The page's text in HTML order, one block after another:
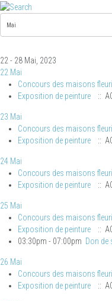
22 - 28 Mai, 2023
22 Mai
Concours des maisons
Exposition de peinture
::
23 Mai
Concours des maisons
Exposition de peinture
::
24 Mai
Concours des maisons
Exposition de peinture
::
25 Mai
Concours des maisons
Exposition de peinture
::
03:30pm - 07:00pm Don de
26 Mai
Concours des maisons
Exposition de peinture
::